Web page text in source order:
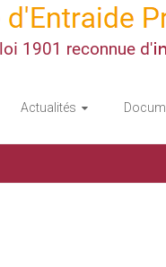
Actualités